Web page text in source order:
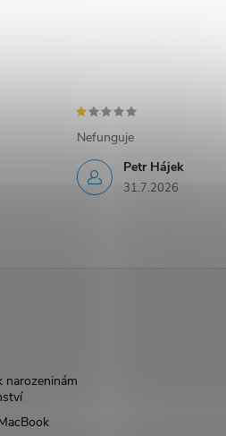
Petr Hájek
31.7.2026
Nefunguje
narozeninám